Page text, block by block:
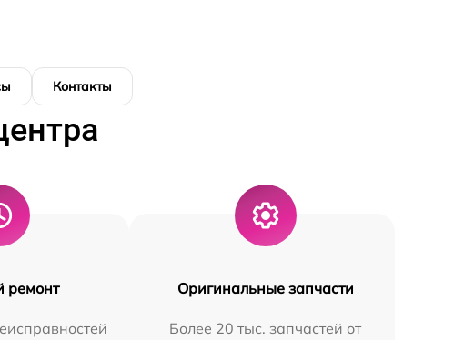
Контакты
ремонт Оригинальные запчасти
Более 20 тыс. запчастей от